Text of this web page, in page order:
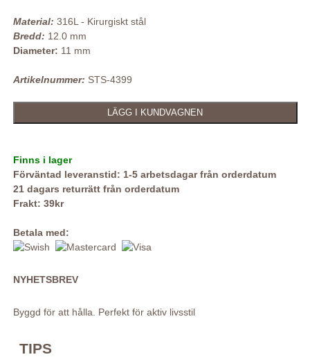
Material: 316L - Kirurgiskt stål
Bredd: 12.0 mm
Diameter: 11 mm
Artikelnummer: STS-4399
Finns i lager
Förväntad leveranstid: 1-5 arbetsdagar från orderdatum
21 dagars returrätt från orderdatum
Frakt: 39kr
Betala med:
NYHETSBREV
Byggd för att hålla. Perfekt för aktiv livsstil
TIPS